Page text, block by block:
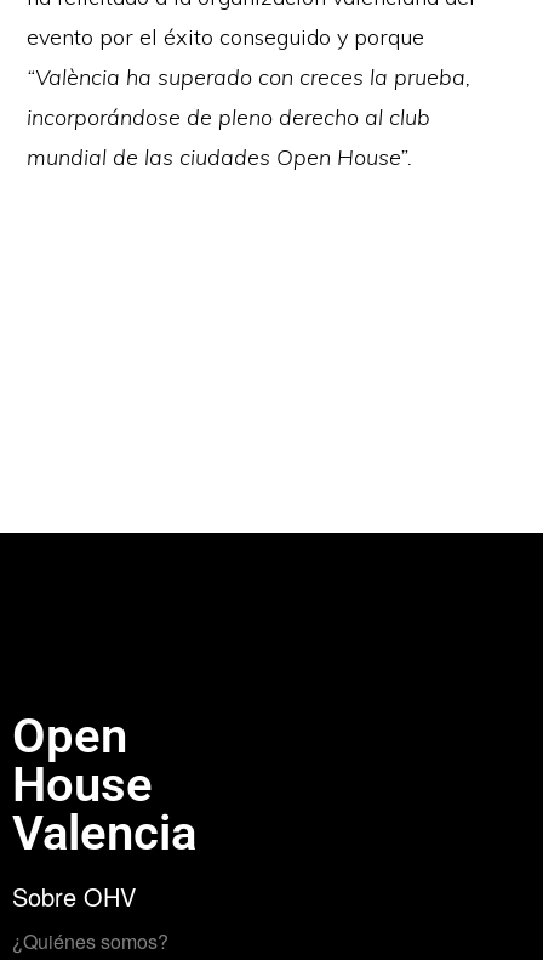
evento por el éxito conseguido y porque
“València ha superado con creces la prueba,
incorporándose de pleno derecho al club
mundial de las ciudades Open House”.
Open
House
Valencia
Sobre OHV
¿Quiénes somos?